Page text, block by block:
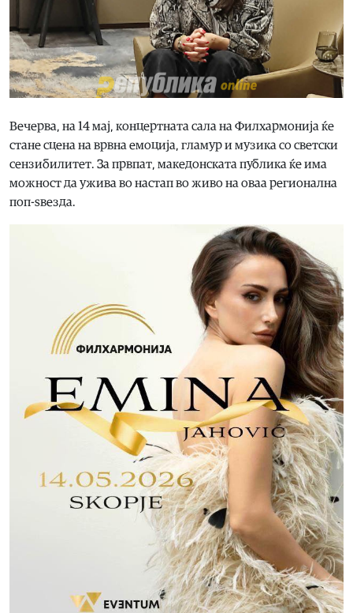
Вечерва, на 14 мај, концертната сала на Филхармонија ќе
стане сцена на врвна емоција, гламур и музика со светски
сензибилитет. За првпат, македонската публика ќе има
можност да ужива во настап во живо на оваа регионална
поп-ѕвезда.